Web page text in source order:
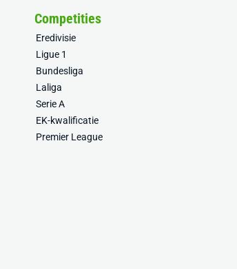
Competities
Eredivisie
Ligue 1
Bundesliga
Laliga
Serie A
EK-kwalificatie
Premier League